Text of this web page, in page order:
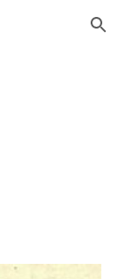
Skip to navigation